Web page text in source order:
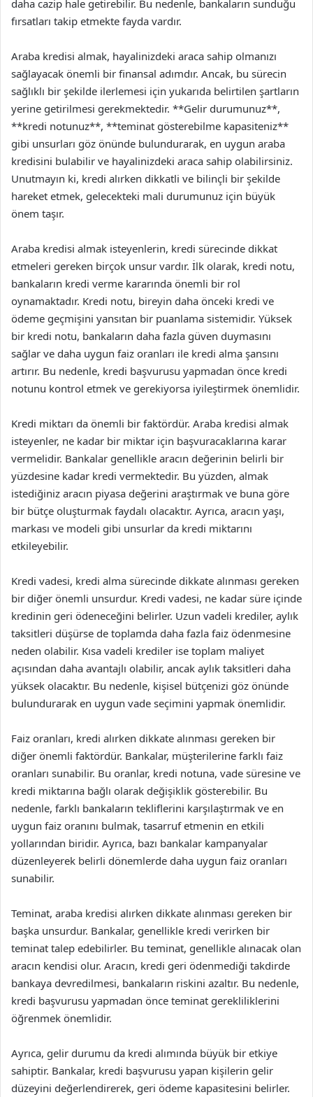
daha cazip hale getirebilir. Bu nedenle, bankaların sunduğu
fırsatları takip etmekte fayda vardır.
Araba kredisi almak, hayalinizdeki araca sahip olmanızı
sağlayacak önemli bir finansal adımdır. Ancak, bu sürecin
sağlıklı bir şekilde ilerlemesi için yukarıda belirtilen şartların
yerine getirilmesi gerekmektedir. **Gelir durumunuz**,
**kredi notunuz**, **teminat gösterebilme kapasiteniz**
gibi unsurları göz önünde bulundurarak, en uygun araba
kredisini bulabilir ve hayalinizdeki araca sahip olabilirsiniz.
Unutmayın ki, kredi alırken dikkatli ve bilinçli bir şekilde
hareket etmek, gelecekteki mali durumunuz için büyük
önem taşır.
Araba kredisi almak isteyenlerin, kredi sürecinde dikkat
etmeleri gereken birçok unsur vardır. İlk olarak, kredi notu,
bankaların kredi verme kararında önemli bir rol
oynamaktadır. Kredi notu, bireyin daha önceki kredi ve
ödeme geçmişini yansıtan bir puanlama sistemidir. Yüksek
bir kredi notu, bankaların daha fazla güven duymasını
sağlar ve daha uygun faiz oranları ile kredi alma şansını
artırır. Bu nedenle, kredi başvurusu yapmadan önce kredi
notunu kontrol etmek ve gerekiyorsa iyileştirmek önemlidir.
Kredi miktarı da önemli bir faktördür. Araba kredisi almak
isteyenler, ne kadar bir miktar için başvuracaklarına karar
vermelidir. Bankalar genellikle aracın değerinin belirli bir
yüzdesine kadar kredi vermektedir. Bu yüzden, almak
istediğiniz aracın piyasa değerini araştırmak ve buna göre
bir bütçe oluşturmak faydalı olacaktır. Ayrıca, aracın yaşı,
markası ve modeli gibi unsurlar da kredi miktarını
etkileyebilir.
Kredi vadesi, kredi alma sürecinde dikkate alınması gereken
bir diğer önemli unsurdur. Kredi vadesi, ne kadar süre içinde
kredinin geri ödeneceğini belirler. Uzun vadeli krediler, aylık
taksitleri düşürse de toplamda daha fazla faiz ödenmesine
neden olabilir. Kısa vadeli krediler ise toplam maliyet
açısından daha avantajlı olabilir, ancak aylık taksitleri daha
yüksek olacaktır. Bu nedenle, kişisel bütçenizi göz önünde
bulundurarak en uygun vade seçimini yapmak önemlidir.
Faiz oranları, kredi alırken dikkate alınması gereken bir
diğer önemli faktördür. Bankalar, müşterilerine farklı faiz
oranları sunabilir. Bu oranlar, kredi notuna, vade süresine ve
kredi miktarına bağlı olarak değişiklik gösterebilir. Bu
nedenle, farklı bankaların tekliflerini karşılaştırmak ve en
uygun faiz oranını bulmak, tasarruf etmenin en etkili
yollarından biridir. Ayrıca, bazı bankalar kampanyalar
düzenleyerek belirli dönemlerde daha uygun faiz oranları
sunabilir.
Teminat, araba kredisi alırken dikkate alınması gereken bir
başka unsurdur. Bankalar, genellikle kredi verirken bir
teminat talep edebilirler. Bu teminat, genellikle alınacak olan
aracın kendisi olur. Aracın, kredi geri ödenmediği takdirde
bankaya devredilmesi, bankaların riskini azaltır. Bu nedenle,
kredi başvurusu yapmadan önce teminat gerekliliklerini
öğrenmek önemlidir.
Ayrıca, gelir durumu da kredi alımında büyük bir etkiye
sahiptir. Bankalar, kredi başvurusu yapan kişilerin gelir
düzeyini değerlendirerek, geri ödeme kapasitesini belirler.